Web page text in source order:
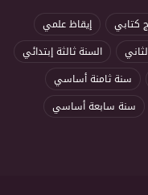
كتابي
إيقاظ علمي
السنة ثالثة إبتدائي
سنة ثامنة أساسي
سنة سابعة أساسي